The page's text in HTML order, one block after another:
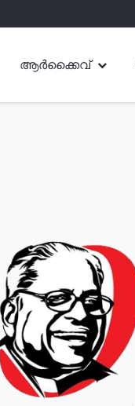
ആർക്കൈവ്